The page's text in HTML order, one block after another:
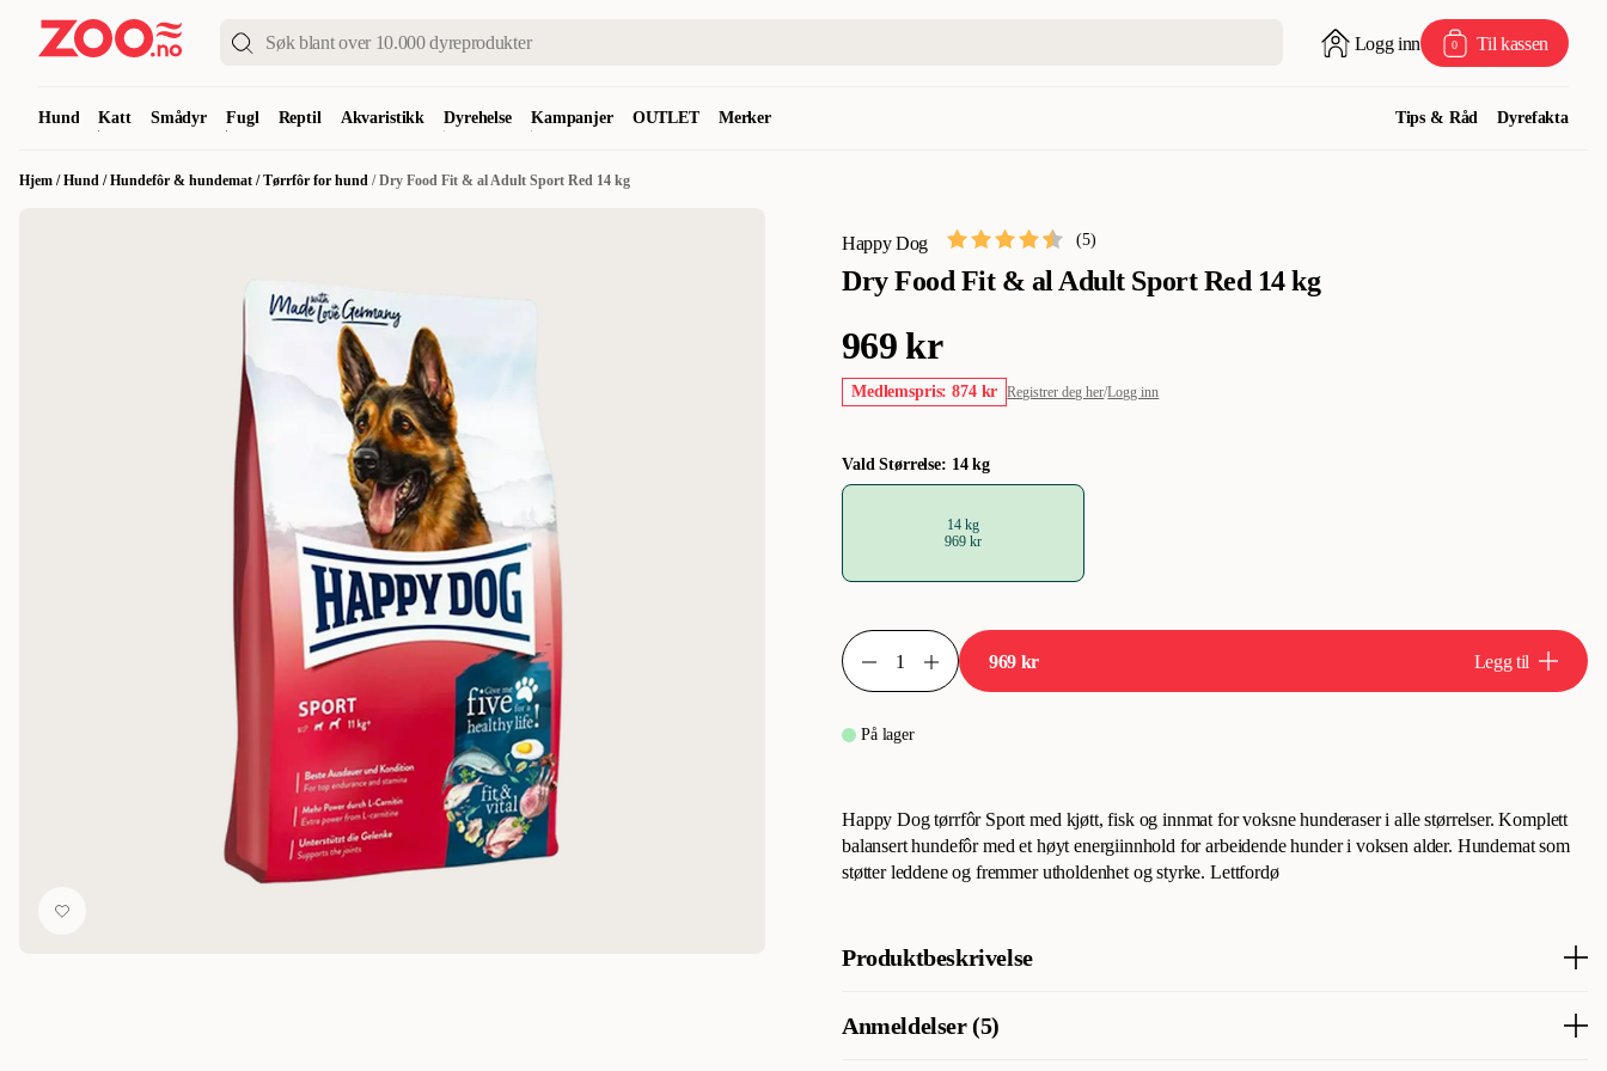
Logg inn 0 Til kassen
Hund Katt Smådyr Fugl Reptil Akvaristikk Dyrehelse Kampanjer OUTLET Merker Tips & Råd Dyrefakta
Hjem /Hund /Hundefôr & hundemat /Tørrfôr for hund /Dry Food Fit & al Adult Sport Red 14 kg
Happy Dog
Dry Food Fit & al Adult Sport Red 14 kg
(5)
969 kr
Medlemspris: 874 kr Registrer deg her/Logg inn
Vald Størrelse: 14 kg
14 kg
969 kr
969 kr Legg til
På lager
Happy Dog tørrfôr Sport med kjøtt, fisk og innmat for voksne hunderaser i alle størrelser. Komplett
balansert hundefôr med et høyt energiinnhold for arbeidende hunder i voksen alder. Hundemat som
støtter leddene og fremmer utholdenhet og styrke. Lettfordø
Produktbeskrivelse
balansert hundefôr med et høyt energiinnhold for arbeidende hunder i voksen alder. Hundemat som
Anmeldelser (5)